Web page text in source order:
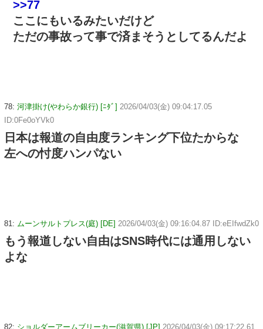
>>77
ここにもいるみたいだけど
ただの事故って事で済まそうとしてるんだよ
78: 河津掛け(やわらか銀行) [ﾆﾀﾞ] 2026/04/03(金) 09:04:17.05
ID:0Fe0oYVk0
日本は報道の自由度ランキング下位たからな
左への忖度ハンパない
81: ムーンサルトプレス(庭) [DE] 2026/04/03(金) 09:16:04.87 ID:eEIfwdZk0
もう報道しない自由はSNS時代には通用しない
よな
82: ショルダーアームブリーカー(滋賀県) [JP] 2026/04/03(金) 09:17:22.61